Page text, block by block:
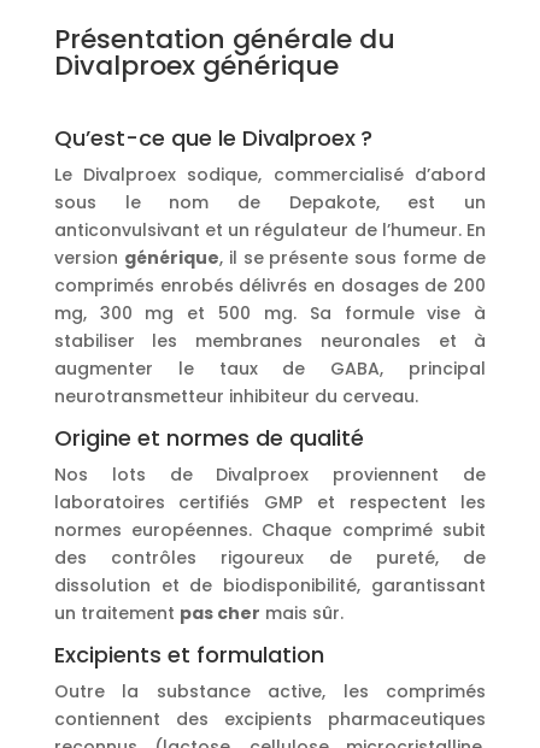
Présentation générale du
Divalproex générique
Qu’est-ce que le Divalproex ?
Le Divalproex sodique, commercialisé d’abord
sous le nom de Depakote, est un
anticonvulsivant et un régulateur de l’humeur. En
version générique, il se présente sous forme de
comprimés enrobés délivrés en dosages de 200
mg, 300 mg et 500 mg. Sa formule vise à
stabiliser les membranes neuronales et à
augmenter le taux de GABA, principal
neurotransmetteur inhibiteur du cerveau.
Origine et normes de qualité
Nos lots de Divalproex proviennent de
laboratoires certifiés GMP et respectent les
normes européennes. Chaque comprimé subit
des contrôles rigoureux de pureté, de
dissolution et de biodisponibilité, garantissant
un traitement pas cher mais sûr.
Excipients et formulation
Outre la substance active, les comprimés
contiennent des excipients pharmaceutiques